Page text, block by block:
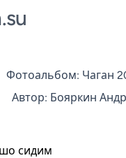
Фотоальбом: Чаган
Автор: Бояркин
сидим